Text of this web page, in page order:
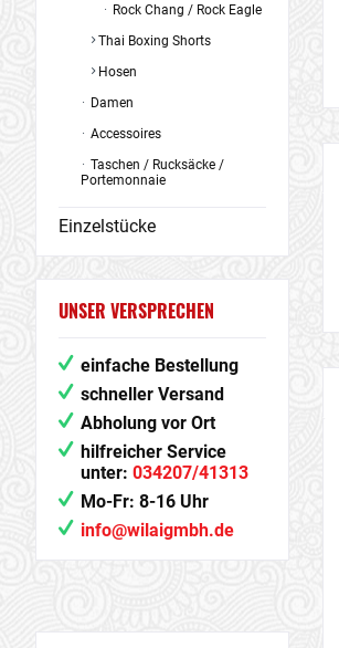
Rock Chang / Rock Eagle
Thai Boxing Shorts
Hosen
Damen
Accessoires
Taschen / Rucksäcke /
Portemonnaie
Einzelstücke
UNSER VERSPRECHEN
einfache Bestellung
schneller Versand
Abholung vor Ort
hilfreicher Service
unter: 034207/41313
Mo-Fr: 8-16 Uhr
info@wilaigmbh.de